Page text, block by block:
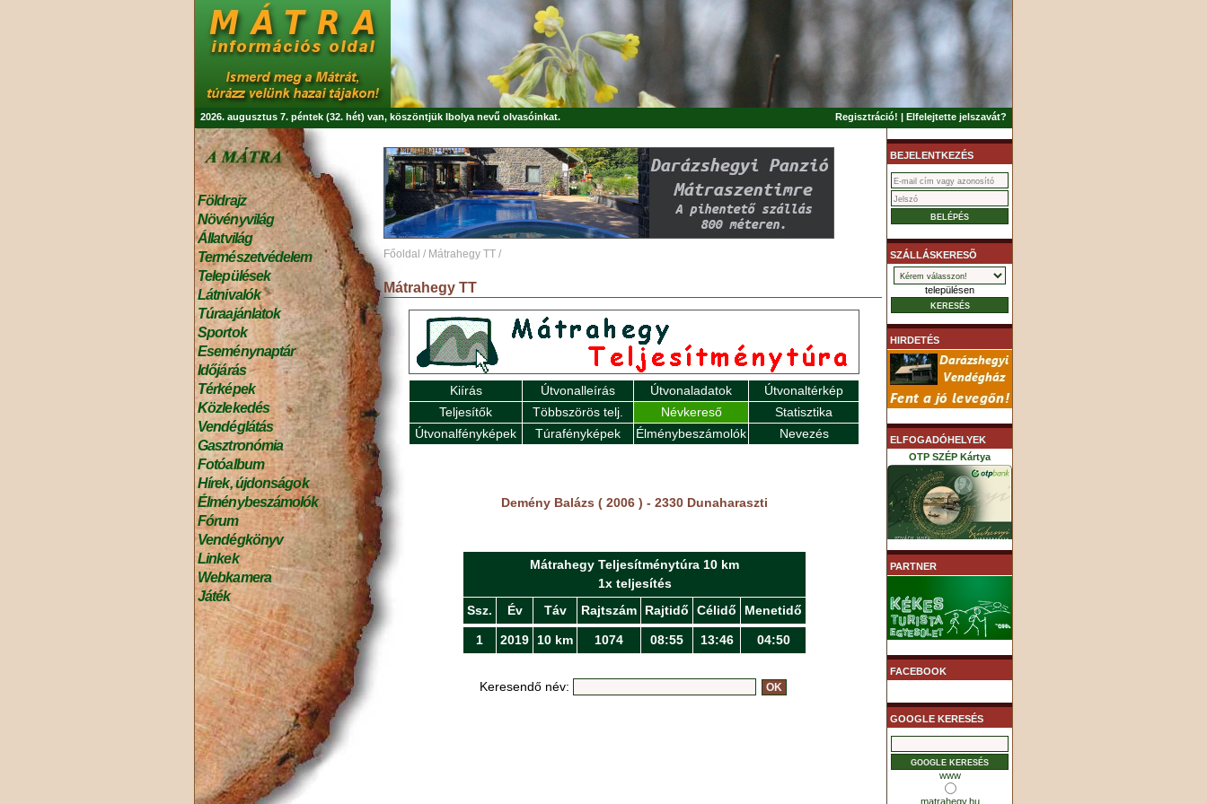
2026. augusztus 7. péntek (32. hét) van, köszöntjük Ibolya nevű olvasóinkat. Regisztráció! | Elfelejtette jelszavát?
Földrajz
Növényvilág
Állatvilág
Természetvédelem
Települések
Látnivalók
Túraajánlatok
Sportok
Eseménynaptár
Időjárás
Térképek
Közlekedés
Vendéglátás
Gasztronómia
Fotóalbum
Hírek, újdonságok
Élménybeszámolók
Fórum
Vendégkönyv
Linkek
Webkamera
Játék
Főoldal / Mátrahegy TT /
Mátrahegy TT
Kiírás Útvonalleírás Útvonaladatok
Útvonaltérkép
Teljesítők
Többszörös telj. Névkereső
Statisztika
Útvonalfényképek
Túrafényképek Élménybeszámolók Nevezés
Demény Balázs ( 2006 ) - 2330 Dunaharaszti
Mátrahegy Teljesítménytúra 10 km
1x teljesítés
Ssz.
Év Táv Rajtszám Rajtidő Célidő Menetidő
1 2019 10 km 1074 08:55 13:46 04:50
Keresendő név:
BEJELENTKEZÉS
SZÁLLÁSKERESÕ
településen
HIRDETÉS
ELFOGADÓHELYEK
OTP SZÉP Kártya
K&H SZÉP Kártya
PARTNER
FACEBOOK
GOOGLE KERESÉS
www
matrahegy.hu